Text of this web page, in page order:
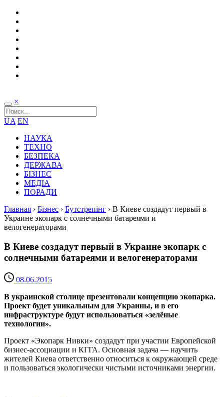
×
UA EN
НАУКА
ТЕХНО
БЕЗПЕКА
ДЕРЖАВА
БІЗНЕС
МЕДІА
ПОРАДИ
Главная › Бізнес › Бутстрепінг › В Киеве создадут первый в
Украине экопарк с солнечными батареями и
велогенераторами
В Киеве создадут первый в Украине экопарк с
солнечными батареями и велогенераторами
08.06.2015
В украинской столице презентовали концепцию экопарка.
Проект будет уникальным для Украины, и в его
инфраструктуре будут использоваться «зелёные
технологии».
Проект «Экопарк Нивки» создадут при участии Европейской
бизнес-ассоциации и КГГА. Основная задача — научить
жителей Киева ответственно относиться к окружающей среде
и пользоваться экологически чистыми источниками энергии.